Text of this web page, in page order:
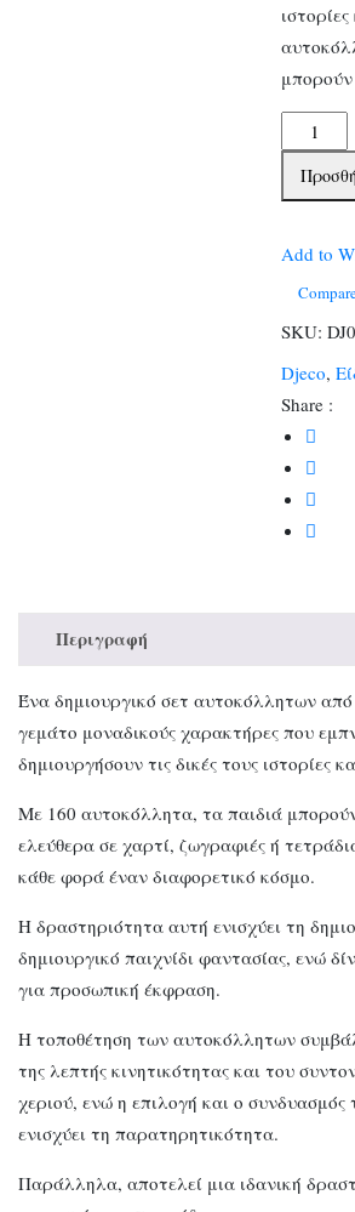
Djeco
160
4
καρτέλες
Add to
SKU:
Djeco,
Share :
Περιγραφή
Ένα δημιουργικό σετ αυτοκόλλητων από
γεμάτο μοναδικούς χαρακτήρες που
δημιουργήσουν τις δικές τους ιστορίες
Με 160 αυτοκόλλητα, τα παιδιά
ελεύθερα σε χαρτί, ζωγραφιές ή
κάθε φορά έναν διαφορετικό κόσμο.
Η δραστηριότητα αυτή ενισχύει τη
δημιουργικό παιχνίδι φαντασίας, ενώ
για προσωπική έκφραση.
Η τοποθέτηση των αυτοκόλλητων
της λεπτής κινητικότητας και του
χεριού, ενώ η επιλογή και ο συνδυασμός
ενισχύει τη παρατηρητικότητα.
Παράλληλα, αποτελεί μια ιδανική